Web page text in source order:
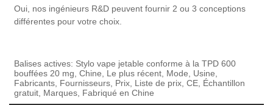
Oui, nos ingénieurs R&D peuvent fournir 2 ou 3 conceptions
différentes pour votre choix.
Balises actives: Stylo vape jetable conforme à la TPD 600
bouffées 20 mg, Chine, Le plus récent, Mode, Usine,
Fabricants, Fournisseurs, Prix, Liste de prix, CE, Échantillon
gratuit, Marques, Fabriqué en Chine